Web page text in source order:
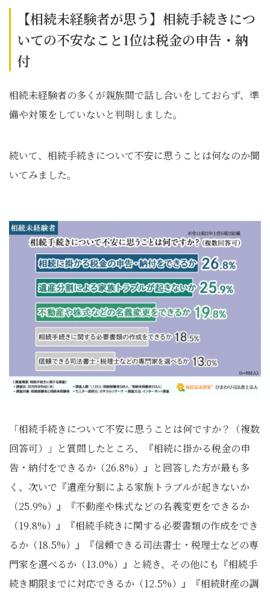
【相続未経験者が思う】相続手続きにつ
いての不安なこと1位は税金の申告・納
付
相続未経験者の多くが親族間で話し合いをしておらず、準
備や対策をしていないと判明しました。
続いて、相続手続きについて不安に思うことは何なのか聞
いてみました。
「相続手続きについて不安に思うことは何ですか？（複数
回答可）」と質問したところ、『相続に掛かる税金の申
告・納付をできるか（26.8%）』と回答した方が最も多
く、次いで『遺産分割による家族トラブルが起きないか
（25.9%）』『不動産や株式などの名義変更をできるか
（19.8%）』『相続手続きに関する必要書類の作成をでき
るか（18.5%）』『信頼できる司法書士・税理士などの専
門家を選べるか（13.0%）』と続き、その他にも『相続手
続き期限までに対応できるか（12.5%）』『相続財産の調